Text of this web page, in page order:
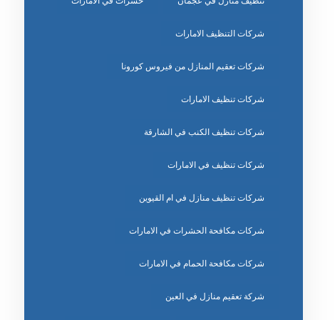
شركات التنظيف الامارات
شركات تعقيم المنازل من فيروس كورونا
شركات تنظيف الامارات
شركات تنظيف الكنب في الشارقة
شركات تنظيف في الامارات
شركات تنظيف منازل في ام القيوين
شركات مكافحة الحشرات في الامارات
شركات مكافحة الحمام في الامارات
شركة تعقيم منازل في العين